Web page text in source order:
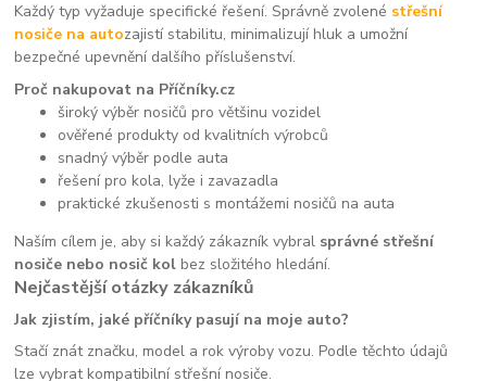
Každý typ vyžaduje specifické řešení. Správně zvolené střešní
nosiče na autozajistí stabilitu, minimalizují hluk a umožní
bezpečné upevnění dalšího příslušenství.
Proč nakupovat na Příčníky.cz
široký výběr nosičů pro většinu vozidel
ověřené produkty od kvalitních výrobců
snadný výběr podle auta
řešení pro kola, lyže i zavazadla
praktické zkušenosti s montážemi nosičů na auta
Naším cílem je, aby si každý zákazník vybral správné střešní
nosiče nebo nosič kol bez složitého hledání.
Nejčastější otázky zákazníků
Jak zjistím, jaké příčníky pasují na moje auto?
Stačí znát značku, model a rok výroby vozu. Podle těchto údajů
lze vybrat kompatibilní střešní nosiče.